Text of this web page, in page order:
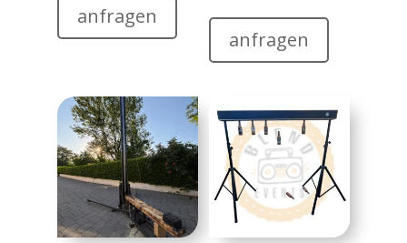
anfragen
anfragen